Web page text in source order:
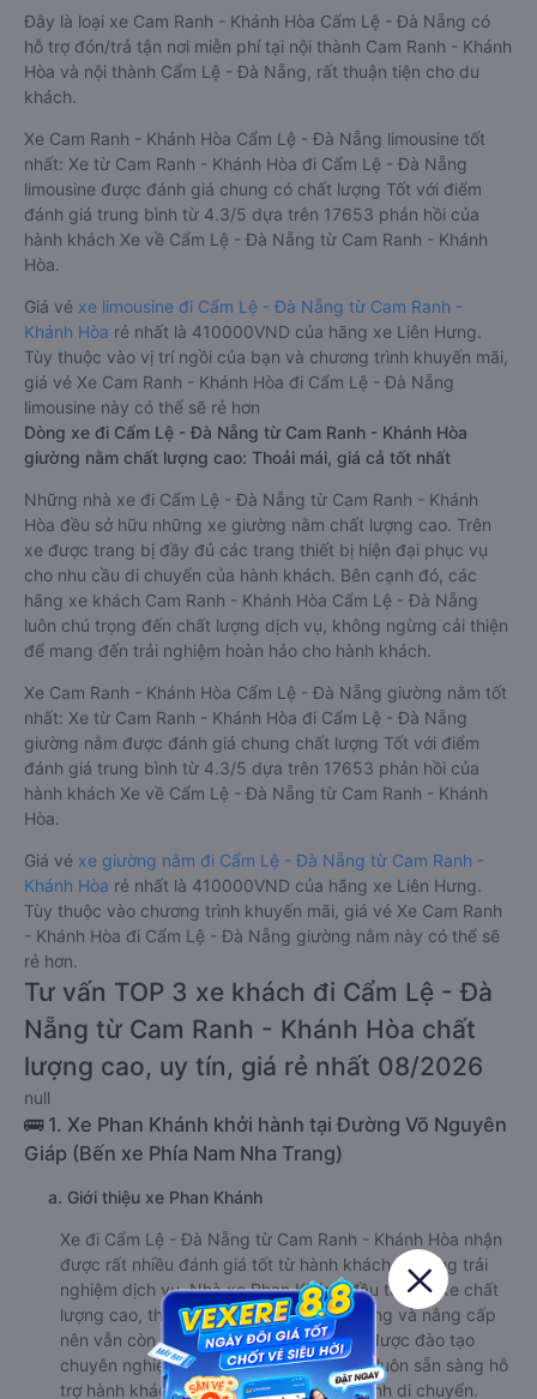
Đây là loại xe Cam Ranh - Khánh Hòa Cẩm Lệ - Đà Nẵng có
hỗ trợ đón/trả tận nơi miễn phí tại nội thành Cam Ranh - Khánh
Hòa và nội thành Cẩm Lệ - Đà Nẵng, rất thuận tiện cho du
khách.
Xe Cam Ranh - Khánh Hòa Cẩm Lệ - Đà Nẵng limousine tốt
nhất: Xe từ Cam Ranh - Khánh Hòa đi Cẩm Lệ - Đà Nẵng
limousine được đánh giá chung có chất lượng Tốt với điểm
đánh giá trung bình từ 4.3/5 dựa trên 17653 phản hồi của
hành khách Xe về Cẩm Lệ - Đà Nẵng từ Cam Ranh - Khánh
Hòa.
Giá vé xe limousine đi Cẩm Lệ - Đà Nẵng từ Cam Ranh -
Khánh Hòa rẻ nhất là 410000VND của hãng xe Liên Hưng.
Tùy thuộc vào vị trí ngồi của bạn và chương trình khuyến mãi,
giá vé Xe Cam Ranh - Khánh Hòa đi Cẩm Lệ - Đà Nẵng
limousine này có thể sẽ rẻ hơn
Dòng xe đi Cẩm Lệ - Đà Nẵng từ Cam Ranh - Khánh Hòa
giường nằm chất lượng cao: Thoải mái, giá cả tốt nhất
Những nhà xe đi Cẩm Lệ - Đà Nẵng từ Cam Ranh - Khánh
Hòa đều sở hữu những xe giường nằm chất lượng cao. Trên
xe được trang bị đầy đủ các trang thiết bị hiện đại phục vụ
cho nhu cầu di chuyển của hành khách. Bên cạnh đó, các
hãng xe khách Cam Ranh - Khánh Hòa Cẩm Lệ - Đà Nẵng
luôn chú trọng đến chất lượng dịch vụ, không ngừng cải thiện
để mang đến trải nghiệm hoàn hảo cho hành khách.
Xe Cam Ranh - Khánh Hòa Cẩm Lệ - Đà Nẵng giường nằm tốt
nhất: Xe từ Cam Ranh - Khánh Hòa đi Cẩm Lệ - Đà Nẵng
giường nằm được đánh giá chung chất lượng Tốt với điểm
đánh giá trung bình từ 4.3/5 dựa trên 17653 phản hồi của
hành khách Xe về Cẩm Lệ - Đà Nẵng từ Cam Ranh - Khánh
Hòa.
Giá vé xe giường nằm đi Cẩm Lệ - Đà Nẵng từ Cam Ranh -
Khánh Hòa rẻ nhất là 410000VND của hãng xe Liên Hưng.
Tùy thuộc vào chương trình khuyến mãi, giá vé Xe Cam Ranh
- Khánh Hòa đi Cẩm Lệ - Đà Nẵng giường nằm này có thể sẽ
rẻ hơn.
Tư vấn TOP 3 xe khách đi Cẩm Lệ - Đà
Nẵng từ Cam Ranh - Khánh Hòa chất
lượng cao, uy tín, giá rẻ nhất 08/2026
null
🚌 1. Xe Phan Khánh khởi hành tại Đường Võ Nguyên
Giáp (Bến xe Phía Nam Nha Trang)
a. Giới thiệu xe Phan Khánh
Xe đi Cẩm Lệ - Đà Nẵng từ Cam Ranh - Khánh Hòa nhận
được rất nhiều đánh giá tốt từ hành khách đã từng trải
nghiệm dịch vụ. Nhà xe Phan Khánh đầu tư dàn xe chất
lượng cao, thường xuyên được bảo dưỡng và nâng cấp
nên vẫn còn rất mới. Đội ngũ nhân viên được đào tạo
chuyên nghiệp, tài xế giàu kinh nghiệm, luôn sẵn sàng hỗ
trợ hành khách đến khi kết thúc hành trình di chuyển.